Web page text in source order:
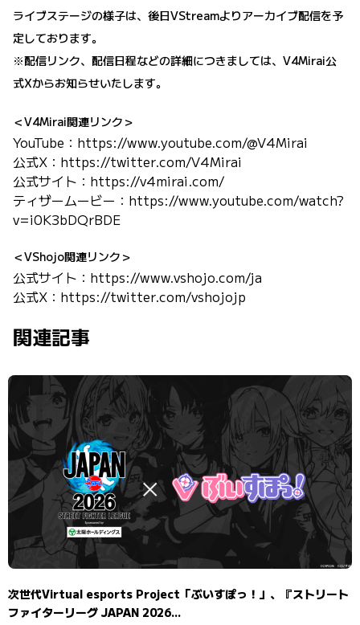
ライブステージの様子は、後日VStreamよりアーカイブ配信を予
定しております。
※配信リンク、配信日程などの詳細につきましては、V4Mirai公
式Xからお知らせいたします。
＜V4Mirai関連リンク＞
YouTube： https://www.youtube.com/@V4Mirai
公式X： https://twitter.com/V4Mirai
公式サイト： https://v4mirai.com/
ティザームービー： https://www.youtube.com/watch?
v=i0K3bDQrBDE
＜VShojo関連リンク＞
公式サイト： https://www.vshojo.com/ja
公式X： https://twitter.com/vshojojp
関連記事
次世代Virtual esports Project「ぶいすぽっ！」、『ストリート
ファイターリーグ JAPAN 2026...